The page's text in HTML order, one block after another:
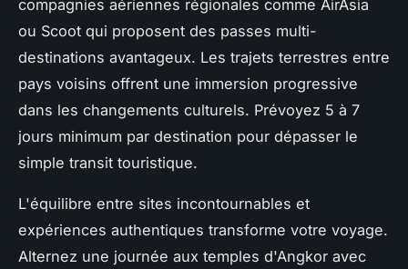
compagnies aériennes régionales comme AirAsia
ou Scoot qui proposent des passes multi-
destinations avantageux. Les trajets terrestres entre
pays voisins offrent une immersion progressive
dans les changements culturels. Prévoyez 5 à 7
jours minimum par destination pour dépasser le
simple transit touristique.
L'équilibre entre sites incontournables et
expériences authentiques transforme votre voyage.
Alternez une journée aux temples d'Angkor avec